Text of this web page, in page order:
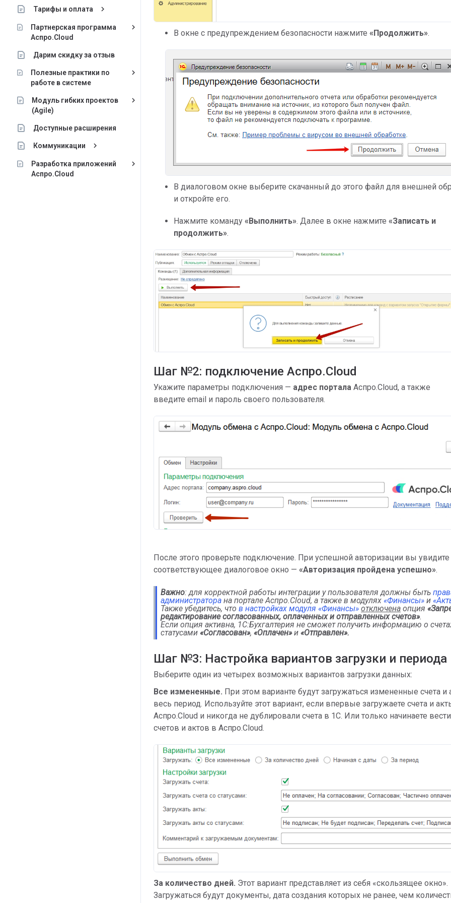
Тарифы и оплата keyboard_arrow_right
Партнерская программа
Аспро.Cloud
keyboard_arrow_right
Дарим скидку за отзыв
Полезные практики по
работе в системе
keyboard_arrow_right
Модуль гибких проектов
(Agile)
keyboard_arrow_right
Доступные расширения
Коммуникации keyboard_arrow_right
Разработка приложений
Аспро.Cloud
keyboard_arrow_right
В окне с предупреждением безопасности нажмите «Продолжить».
В диалоговом окне выберите скачанный до этого файл для внешней
и откройте его.
Нажмите команду «Выполнить». Далее в окне нажмите «Записать и
продолжить».
Шаг №2: подключение Аспро.Cloud
Укажите параметры подключения — адрес портала Аспро.Cloud, а также
введите email и пароль своего пользователя.
После этого проверьте подключение. При успешной авторизации вы увидите
соответствующее диалоговое окно — «Авторизация пройдена успешно».
Важно: для корректной работы интеграции у пользователя должны быть
администратора на портале Аспро.Cloud, а также в модулях «Финансы» и
Также убедитесь, что в настройках модуля «Финансы» отключена опция «
редактирование cогласованных, оплаченных и отправленных счетов».
Если опция активна, 1С:Бухгалтерия не сможет получить информацию о
статусами «Согласован», «Оплачен»и «Отправлен».
Шаг №3: Настройка вариантов загрузки и периода
Выберите один из четырех возможных вариантов загрузки данных:
Все измененные. При этом варианте будут загружаться измененные счета и
весь период. Используйте этот вариант, если впервые загружаете счета и
Аспро.Cloud и никогда не дублировали счета в 1С. Или только начинаете
счетов и актов в Аспро.Cloud.
За количество дней. Этот вариант представляет из себя «скользящее окно».
Загружаться будут документы, дата создания которых не ранее, чем